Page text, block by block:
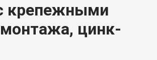
крепежными
цинк-